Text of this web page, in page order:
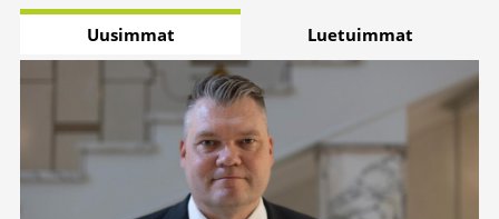
Uusimmat Luetuimmat